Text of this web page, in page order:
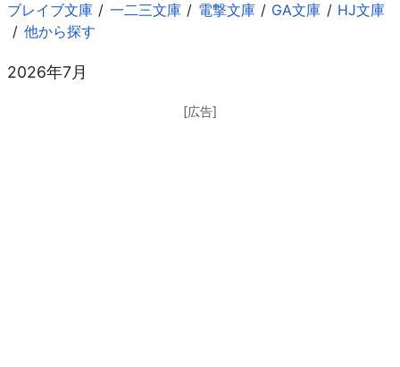
ブレイブ文庫 一二三文庫 電撃文庫 GA文庫
HJ文庫
他から探す
2026年7月
[広告]